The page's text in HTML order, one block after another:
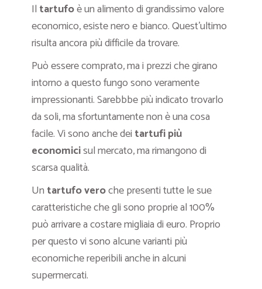
Il tartufoè un alimento di grandissimo valore
economico, esiste nero e bianco. Quest’ultimo
risulta ancora più difficile da trovare.
Può essere comprato, ma i prezzi che girano
intorno a questo fungo sono veramente
impressionanti. Sarebbbe più indicato trovarlo
da soli, ma sfortuntamente non è una cosa
facile. Vi sono anche dei tartufi più
economicisul mercato, ma rimangono di
scarsa qualità.
Un tartufo veroche presenti tutte le sue
caratteristiche che gli sono proprie al 100%
può arrivare a costare migliaia di euro. Proprio
per questo vi sono alcune varianti più
economiche reperibili anche in alcuni
supermercati.